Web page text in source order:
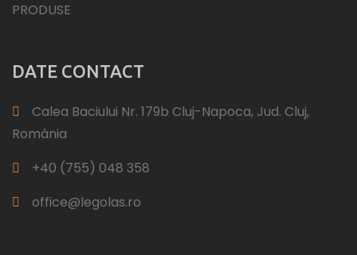
PRODUSE
DATE CONTACT
Calea Baciului Nr. 179b Cluj-Napoca, Jud. Cluj,
România
+40 (755) 048 358
office@legolas.ro